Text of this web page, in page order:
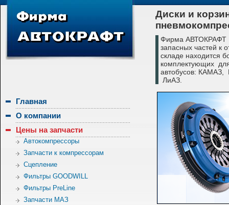
Диски и
Фирма АВТОКРАФТ
запасных частей к
складе находится
комплектующих
автобусов:
ЛиАЗ.
Главная
О компании
Цены на запчасти
Автокомпрессоры
Запчасти к компрессорам
Сцепление
Фильтры GOODWILL
Фильтры PreLine
Запчасти МАЗ